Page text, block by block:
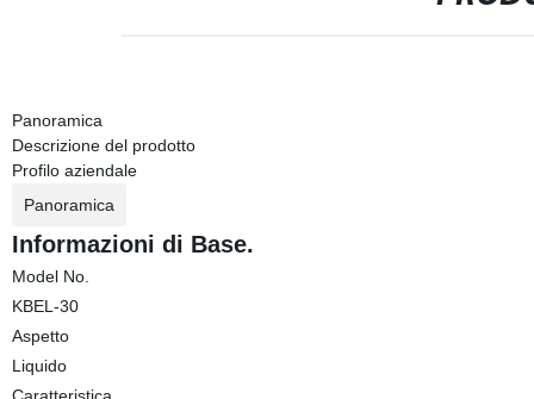
Panoramica
Descrizione del prodotto
Profilo aziendale
Panoramica
Informazioni di Base.
Model No.
KBEL-30
Aspetto
Liquido